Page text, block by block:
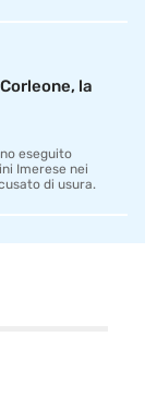
la
eseguito
Imerese nei
di usura.